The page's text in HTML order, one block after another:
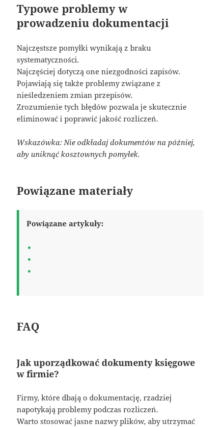
Typowe problemy w
prowadzeniu dokumentacji
Najczęstsze pomyłki wynikają z braku
systematyczności.
Najczęściej dotyczą one niezgodności zapisów.
Pojawiają się także problemy związane z
nieśledzeniem zmian przepisów.
Zrozumienie tych błędów pozwala je skutecznie
eliminować i poprawić jakość rozliczeń.
Wskazówka: Nie odkładaj dokumentów na później,
aby uniknąć kosztownych pomyłek.
Powiązane materiały
Powiązane artykuły:
FAQ
Jak uporządkować dokumenty księgowe
w firmie?
Firmy, które dbają o dokumentację, rzadziej
napotykają problemy podczas rozliczeń.
Warto stosować jasne nazwy plików, aby utrzymać